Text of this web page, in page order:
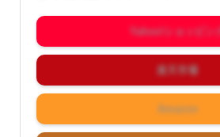
Yahoo!ショッピング
楽天市場
Amazon